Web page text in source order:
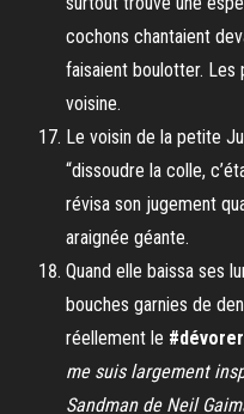
cochons chantaient
faisaient boulotter. Les
voisine.
Le voisin de la petite
“dissoudre la colle,
révisa son jugement
araignée géante.
Quand elle baissa ses
bouches garnies de
réellement le #dévorer
me suis largement
Sandman de Neil